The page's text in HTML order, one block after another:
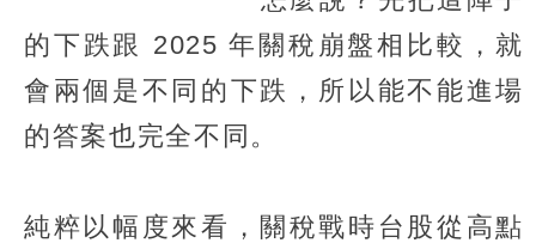
的下跌跟 2025 年關稅崩盤相比較，就
會兩個是不同的下跌，所以能不能進場
的答案也完全不同。
純粹以幅度來看，關稅戰時台股從高點